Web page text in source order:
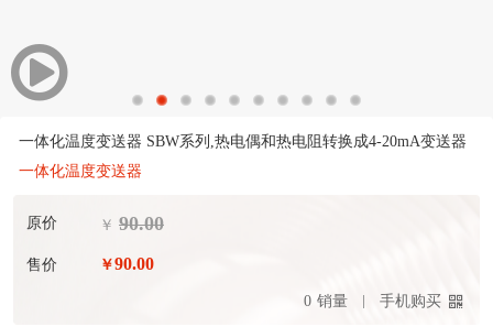
一体化温度变送器 SBW系列,热电偶和热电阻转换成4-20mA变送器
一体化温度变送器
原价 ￥ 90.00
售价 ￥90.00
0 销量 手机购买